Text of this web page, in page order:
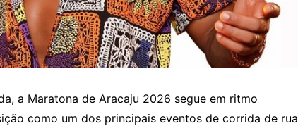
a Maratona de Aracaju 2026 segue em ritmo
como um dos principais eventos de corrida de rua